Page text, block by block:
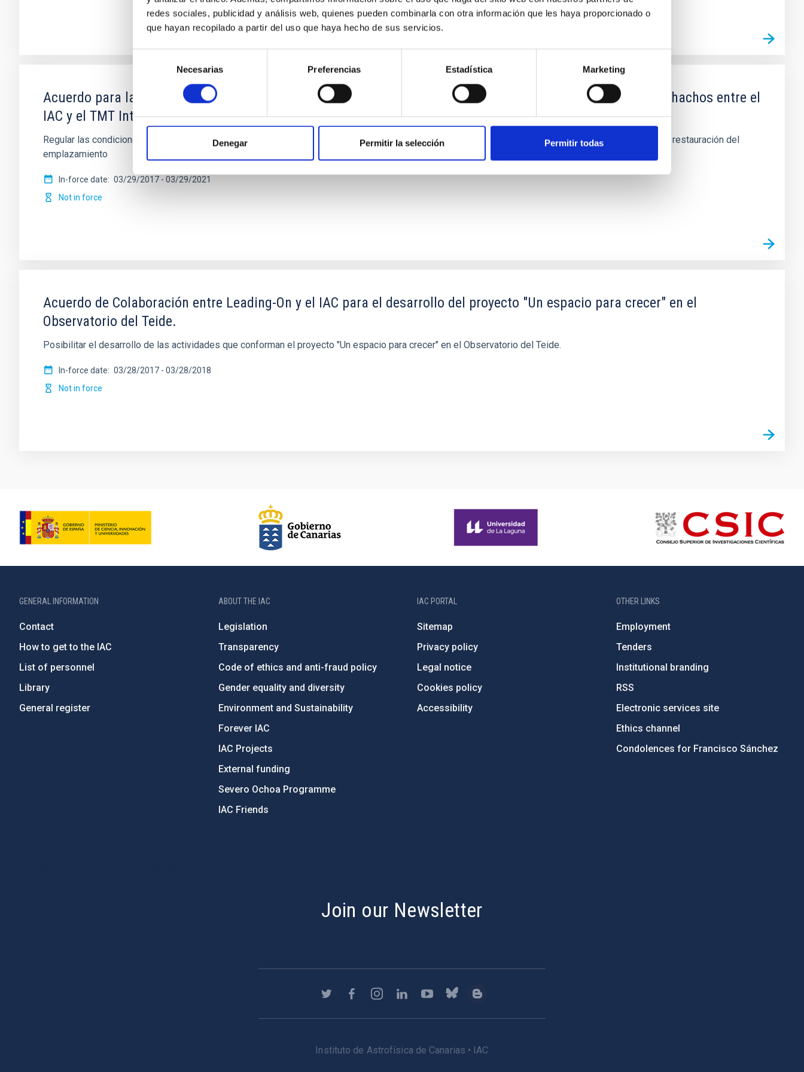
redes sociales, publicidad y análisis web, quienes pueden combinarla con otra información que les haya proporcionado o
que hayan recopilado a partir del uso que haya hecho de sus servicios.
consentimiento
Necesarias Preferencias Estadística Marketing
Denegar Permitir la selección Permitir todas
Acuerdo para la instalación del Telescopio de Treinta Metros (TMT) en el Observatorio del Roque de los Muchachos entre el
IAC y el TMT International Observatory LLC
Regular las condiciones para la instalación del TMT en el ORM, su futura operación y, cuando así se decida de mutuo acuerdo, su demolición, retirada y restauración del
emplazamiento
In-force date 03/29/2017 - 03/29/2021
Not in force
Acuerdo de Colaboración entre Leading-On y el IAC para el desarrollo del proyecto "Un espacio para crecer" en el
Observatorio del Teide.
Posibilitar el desarrollo de las actividades que conforman el proyecto "Un espacio para crecer" en el Observatorio del Teide.
In-force date 03/28/2017 - 03/28/2018
Not in force
GENERAL INFORMATION
Contact
How to get to the IAC
List of personnel
Library
General register
ABOUT THE IAC
Legislation
Transparency
Code of ethics and anti-fraud policy
Gender equality and diversity
Environment and Sustainability
Forever IAC
IAC Projects
External funding
Severo Ochoa Programme
IAC Friends
IAC PORTAL
Sitemap
Privacy policy
Legal notice
Cookies policy
Accessibility
OTHER LINKS
Employment
Tenders
Institutional branding
RSS
Electronic services site
Ethics channel
Condolences for Francisco Sánchez
Join our Newsletter
Instituto de Astrofísica de Canarias • IAC